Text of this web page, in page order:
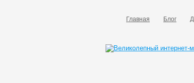
Главная Блог